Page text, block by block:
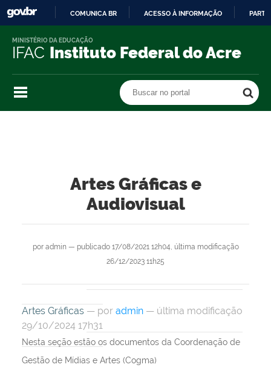
O
COMUNICA BR ACESSO À INFORMAÇÃO
IFAC Instituto Federal do Acre
MINISTÉRIO DA EDUCAÇÃO
Buscar no portal
Artes Gráficas e
Audiovisual
por admin— publicado17/08/2021 12h04, última modificação
26/12/2023 11h25
Artes Gráficas — por admin — última modificação
29/10/2024 17h31
Nesta seção estão os documentos da Coordenação de
Gestão de Mídias e Artes (Cogma)